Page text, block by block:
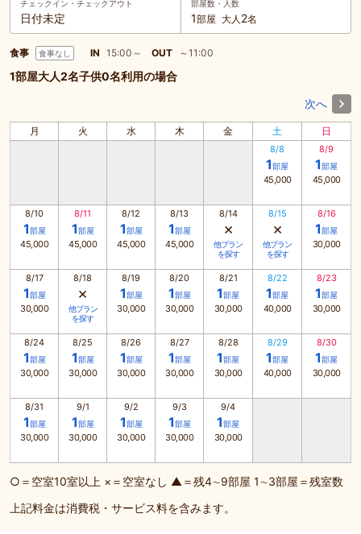
チェックイン・ チェックアウト
日付未定
部屋数・人数
1部屋 大人 2名
食事 食事なし IN 15:00～ OUT ～11:00
1部屋大人2名子供0名利用の場合
次へ
月 火 水 木 金 土 日
8/8
1部屋
45,000
8/9
1部屋
45,000
8/10
1部屋
45,000
8/11
1部屋
45,000
8/12
1部屋
45,000
8/13
1部屋
45,000
8/14
×
他プラン
を探す
8/15
×
他プラン
を探す
8/16
1部屋
30,000
8/17
1部屋
30,000
8/18
×
他プラン
を探す
8/19
1部屋
30,000
8/20
1部屋
30,000
8/21
1部屋
30,000
8/22
1部屋
40,000
8/23
1部屋
30,000
8/24
1部屋
30,000
8/25
1部屋
30,000
8/26
1部屋
30,000
8/27
1部屋
30,000
8/28
1部屋
30,000
8/29
1部屋
40,000
8/30
1部屋
30,000
8/31
1部屋
30,000
9/1
1部屋
30,000
9/2
1部屋
30,000
9/3
1部屋
30,000
9/4
1部屋
30,000
○＝空室10室以上 ×＝空室なし ▲＝残4∼9部屋 1∼3部屋＝残室数
上記料金は消費税・サービス料を含みます。